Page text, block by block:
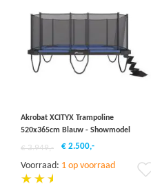
Akrobat XCITYX Trampoline
520x365cm Blauw - Showmodel
€ 3.949,- € 2.500,-
Voorraad: 1 op voorraad